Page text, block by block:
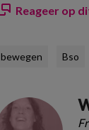
Reageer op
bewegen Bso